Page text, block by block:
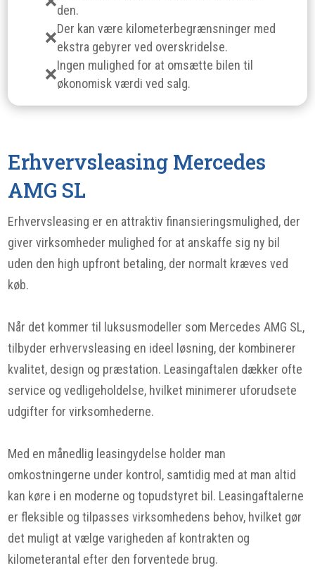
den.
Der kan være kilometerbegrænsninger med
ekstra gebyrer ved overskridelse.
Ingen mulighed for at omsætte bilen til
økonomisk værdi ved salg.
Erhvervsleasing Mercedes
AMG SL
Erhvervsleasing er en attraktiv finansieringsmulighed, der
giver virksomheder mulighed for at anskaffe sig ny bil
uden den high upfront betaling, der normalt kræves ved
køb.
Når det kommer til luksusmodeller som Mercedes AMG SL,
tilbyder erhvervsleasing en ideel løsning, der kombinerer
kvalitet, design og præstation. Leasingaftalen dækker ofte
service og vedligeholdelse, hvilket minimerer uforudsete
udgifter for virksomhederne.
Med en månedlig leasingydelse holder man
omkostningerne under kontrol, samtidig med at man altid
kan køre i en moderne og topudstyret bil. Leasingaftalerne
er fleksible og tilpasses virksomhedens behov, hvilket gør
det muligt at vælge varigheden af kontrakten og
kilometerantal efter den forventede brug.